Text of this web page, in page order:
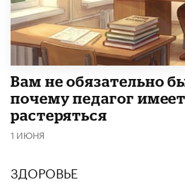
​Вам не обязательно
почему педагог
растеряться
1 ИЮНЯ
ЗДОРОВЬЕ